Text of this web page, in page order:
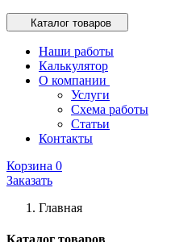
Каталог товаров
Наши работы
Калькулятор
О компании
Услуги
Схема работы
Статьи
Контакты
Корзина 0
Заказать
Главная